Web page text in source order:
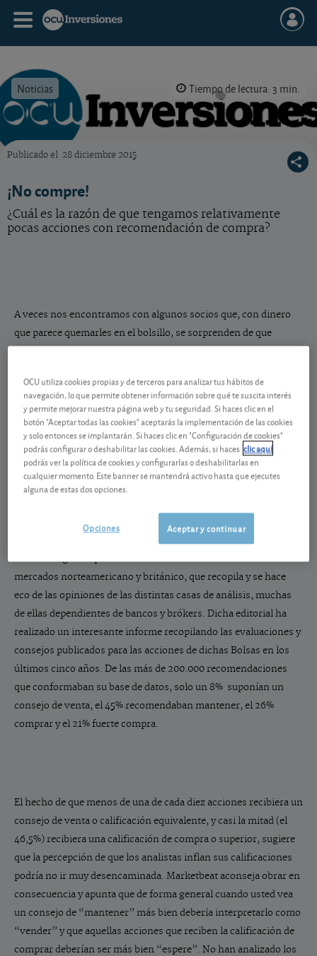
Noticias Tiempo de lectura: 3 min.
Publicado el 28 diciembre 2015
¡No compre!
¿Cuál es la razón de que tengamos relativamente
pocas acciones con recomendación de compra?
A veces nos encontramos con algunos socios que, con dinero
que parece quemarles en el bolsillo, se sorprenden de que
incertidumbre política en España, nos parece más sensato
esperar y ver antes que comprar y destinar nuevo dinero a las
acciones españolas. Algunos nos piden incluso que fijemos
precios objetivo con el afán de tener un clavo al que agarrarse y
hacerse una idea de cuánto ganarán con esa acción.
mercados norteamericano y británico, que recopila y se hace
eco de las opiniones de las distintas casas de análisis, muchas
de ellas dependientes de bancos y brókers. Dicha editorial ha
realizado un interesante informe recopilando las evaluaciones y
consejos publicados para las acciones de dichas Bolsas en los
últimos cinco años. De las más de 200.000 recomendaciones
que conformaban su base de datos, solo un 8% suponían un
consejo de venta, el 45% recomendaban mantener, el 26%
comprar y el 21% fuerte compra.
El hecho de que menos de una de cada diez acciones recibiera un
consejo de venta o calificación equivalente, y casi la mitad (el
46,5%) recibiera una calificación de compra o superior, sugiere
que la percepción de que los analistas inflan sus calificaciones
podría no ir muy desencaminada. Marketbeat aconseja obrar en
consecuencia y apunta que de forma general cuando usted vea
un consejo de “mantener” más bien debería interpretarlo como
“vender” y que aquellas acciones que reciben la calificación de
comprar deberían ser más bien “espere”. No han analizado los
OCU utiliza cookies propias y de terceros para analizar tus hábitos de
navegación, lo que permite obtener información sobre qué te suscita interés
y permite mejorar nuestra página web y tu seguridad. Si haces clic en el
botón "Aceptar todas las cookies" aceptarás la implementación de las cookies
y solo entonces se implantarán. Si haces clic en "Configuración de cookies"
podrás configurar o deshabilitar las cookies. Además, si haces clic aquí
podrás ver la política de cookies y configurarlas o deshabilitarlas en
cualquier momento. Este banner se mantendrá activo hasta que ejecutes
alguna de estas dos opciones.
Aceptar y continuar
Opciones